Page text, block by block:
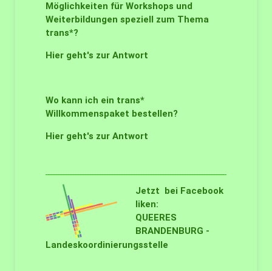
Möglichkeiten für Workshops und
Weiterbildungen speziell zum Thema
trans*?
Hier geht's zur Antwort
Wo kann ich ein trans*
Willkommenspaket bestellen?
Hier geht's zur Antwort
Jetzt bei Facebook
liken:
QUEERES
BRANDENBURG -
Landeskoordinierungsstelle